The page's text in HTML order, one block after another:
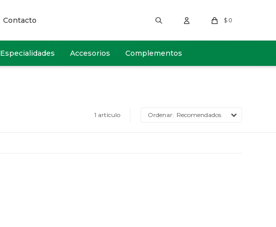
Especialidades Accesorios Complementos
$ 0
Contacto
1 artículo Recomendados